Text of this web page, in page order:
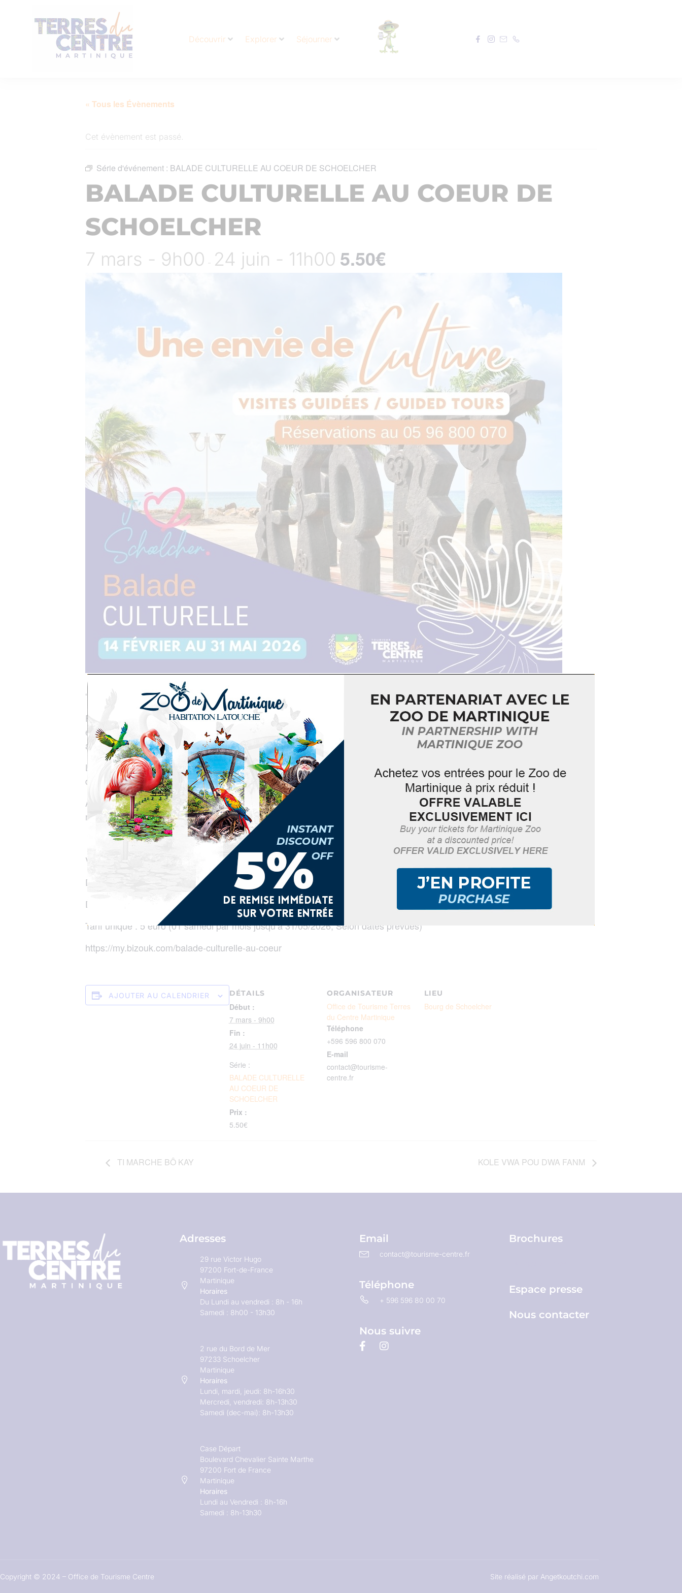
Découvrir Explorer Séjourner
« Tous les Évènements
Cet évènement est passé.
Série d'événement : BALADE CULTURELLE AU COEUR DE SCHOELCHER
BALADE CULTURELLE AU COEUR DE
SCHOELCHER
7 mars - 9h00 24 juin - 11h00 5.50€
“Culture, Identité et Liberté…, A la découverte de Schoelcher”
Fondée en 1853, Case-Navire devenue Schoelcher est une ville tournée vers son littoral et au carrefour de plusieurs
écosystèmes d’exception. Station nautique, Station de Tourisme, Ville dynamique et sportive, elle compte de nombreux atouts
au nombre desquels l’art et la Culture visibles dans ses aménagements
Laissez-vous guider dans les rues du bourg de Schoelcher pour une balade plurielle, intimiste et artistique le long des bords
de mer et non loin des rives paisibles de la rivière Case-Navire.
Au programme, une visite incontournable où se mêlent architecture, profane et sacré, créations artistiques, anecdotes avec
notre guide expert.
Visite à pied
Départ :
Durée : 2h00
Départ : Bureau d’Information Touristique 2, rue du Bord de mer Schoelcher
Tarif unique : 5 euro (01 samedi par mois jusqu’à 31/05/2026, Selon dates prévues)
https://my.bizouk.com/balade-culturelle-au-coeur
AJOUTER AU CALENDRIER DÉTAILS
Début :
7 mars - 9h00
Fin :
24 juin - 11h00
Série :
BALADE CULTURELLE
AU COEUR DE
SCHOELCHER
Prix :
5.50€
ORGANISATEUR
Office de Tourisme Terres
du Centre Martinique
Téléphone
+596 596 800 070
E-mail
contact@tourisme-
centre.fr
LIEU
Bourg de Schoelcher
TI MARCHE BÔ KAY KOLE VWA POU DWA FANM
Adresses
29 rue Victor Hugo
97200 Fort-de-France
Martinique
Horaires
Du Lundi au vendredi : 8h - 16h
Samedi : 8h00 - 13h30
2 rue du Bord de Mer
97233 Schoelcher
Martinique
Horaires
Lundi, mardi, jeudi: 8h-16h30
Mercredi, vendredi: 8h-13h30
Samedi (dec-mai): 8h-13h30
Case Départ
Boulevard Chevalier Sainte Marthe
97200 Fort de France
Martinique
Horaires
Lundi au Vendredi : 8h-16h
Samedi : 8h-13h30
Email
contact@tourisme-centre.fr
Téléphone
+ 596 596 80 00 70
Nous suivre
Brochures
Espace presse
Nous contacter
Copyright © 2024 – Office de Tourisme Centre Site réalisé par Angetkoutchi.com